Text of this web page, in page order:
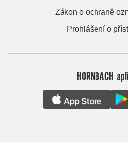
Zákon o ochraně
Prohlášení o
HORNBACH